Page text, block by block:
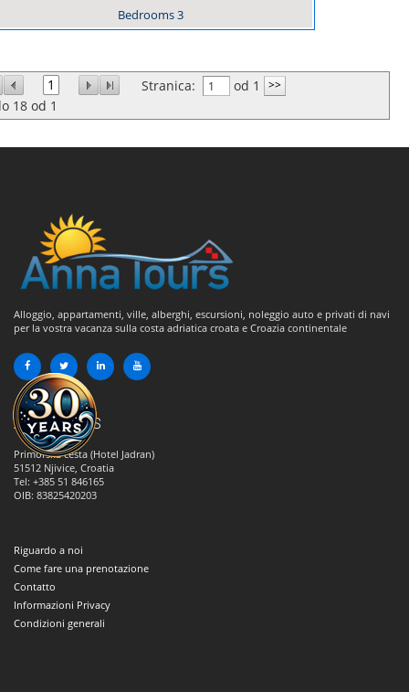
Bedrooms3
1 Stranica:
od 1
18 od 1
Alloggio, appartamenti, ville, alberghi, escursioni, noleggio auto e privati di navi
per la vostra vacanza sulla costa adriatica croata e Croazia continentale
ANNA TOURS
Primorska cesta (Hotel Jadran)
51512 Njivice, Croatia
Tel: +385 51 846165
OIB: 83825420203
Riguardo a noi
Come fare una prenotazione
Contatto
Informazioni Privacy
Condizioni generali